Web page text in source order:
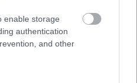
enable storage
authentication
and other
felüljárón